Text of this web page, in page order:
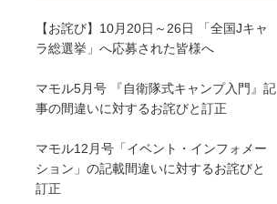
【お詫び】10月20日～26日 「全国Jキャ
ラ総選挙」へ応募された皆様へ
マモル5月号 『自衛隊式キャンプ入門』記
事の間違いに対するお詫びと訂正
マモル12月号「イベント・インフォメー
ション」の記載間違いに対するお詫びと
訂正